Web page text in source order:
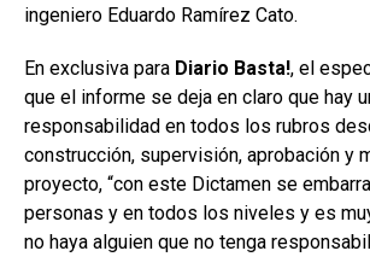
ingeniero Eduardo Ramírez Cato.
En exclusiva para Diario Basta!, el
que el informe se deja en claro que hay
responsabilidad en todos los rubros
construcción, supervisión, aprobación y
proyecto, “con este Dictamen se
personas y en todos los niveles y es
no haya alguien que no tenga